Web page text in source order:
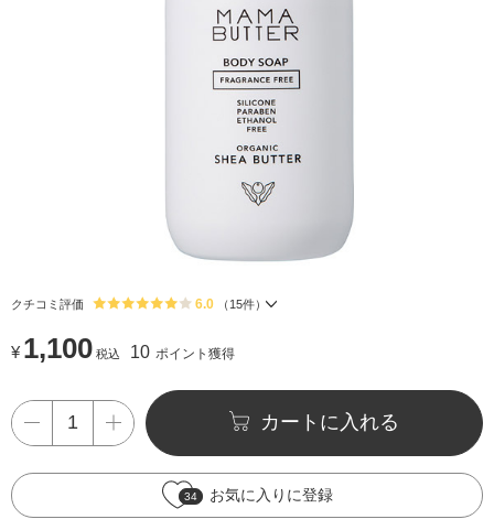
クチコミ評価 6.0 （ 15件）
¥ 1,100 税込 10 ポイント獲得
カートに入れる
34 お気に入りに登録